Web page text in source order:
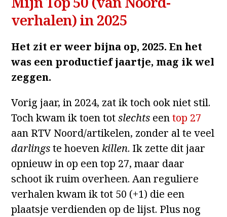
verhalen) in 2025
Het zit er weer bijna op, 2025. En het
was een productief jaartje, mag ik wel
zeggen.
Vorig jaar, in 2024, zat ik toch ook niet stil.
Toch kwam ik toen totslechts eentop 27
aan RTV Noord/artikelen, zonder al te veel
darlingste hoeven killen. Ik zette dit jaar
opnieuw in op een top 27, maar daar
schoot ik ruim overheen. Aan reguliere
verhalen kwam ik tot 50 (+1) die een
plaatsje verdienden op de lijst. Plus nog